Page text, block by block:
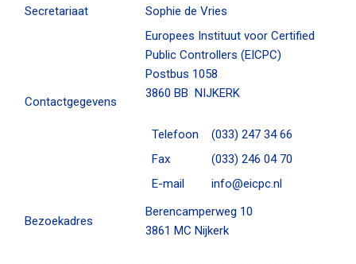
m
Secretariaat Sophie de Vries
Contactgegevens
Europees Instituut voor Certified
Public Controllers (EICPC)
Postbus 1058
3860 BB NIJKERK
Telefoon
(033) 247 34 66
Fax
(033) 246 04 70
E-mail
info@eicpc.nl
Bezoekadres
Berencamperweg 10
3861 MC Nijkerk
Contact
Zoek
Inloggen